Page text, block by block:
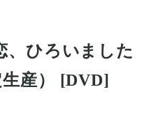
、ひろいました
産） [DVD]